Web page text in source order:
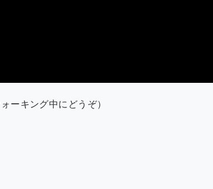
ーキング中にどうぞ）